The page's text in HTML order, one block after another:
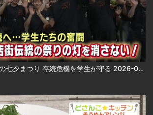
道東now #5〜伝統の七夕まつり 存続危機を学生が守る 2026-08-04